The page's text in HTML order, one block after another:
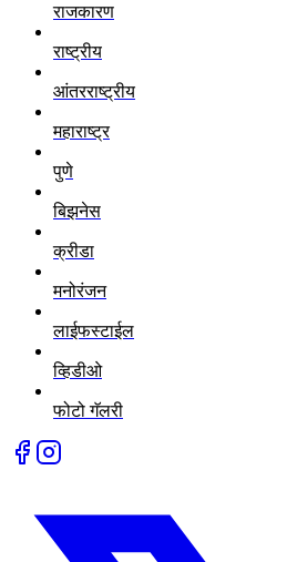
राजकारण
राष्ट्रीय
आंतरराष्ट्रीय
महाराष्ट्र
पुणे
बिझनेस
क्रीडा
मनोरंजन
लाईफस्टाईल
व्हिडीओ
फोटो गॅलरी